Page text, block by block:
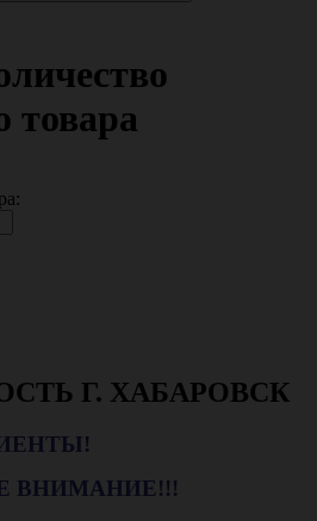
товара
Г. ХАБАРОВСК
ВНИМАНИЕ!!!